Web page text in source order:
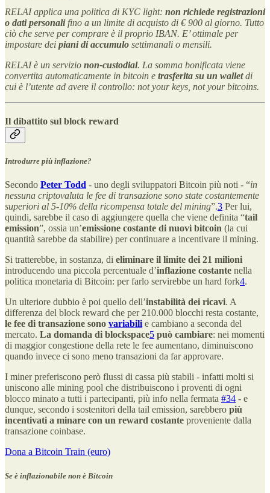
RELAI applica una politica di KYC light: non richiede registrazioni
o dati personalifino a un limite di acquisto di € 900 al giorno. Tutto
ciò che serve per comprare è il proprio IBAN. E’ ottimale per
impostare dei piani di accumulo settimanali o mensili.
RELAI è un servizio non-custodial. La somma bonificata viene
convertita automaticamente in bitcoin e trasferita su un walletdi
cui è l’utente ad avere il controllo: not your keys, not your bitcoins.
Il dibattito sul block reward
Introdurre più inflazione?
Secondo Peter Todd - uno degli sviluppatori Bitcoin più noti - “in
nessuna criptovaluta le fee di transazione sono state costantemente
superiori al 5-10% della ricompensa totale del mining”.3 Per lui,
quindi, sarebbe il caso di aggiungere quella che viene definita “tail
emission”, ossia un’emissione costante di nuovi bitcoin (la cui
quantità sarebbe da stabilire) per continuare a incentivare il mining.
Si tratterebbe, in sostanza, di eliminare il limite dei 21 milioni
introducendo una piccola percentuale d’inflazione costante nella
politica monetaria di Bitcoin: per farlo servirebbe un hard fork4.
Un ulteriore dubbio è poi quello dell’instabilità dei ricavi. A
differenza del block reward che per 210.000 blocchi resta costante,
le fee di transazione sono variabilie cambiano a seconda del
mercato. La domanda di blockspace5 può cambiare: nei momenti
di maggior congestione della rete le fee aumentano, diminuiscono
quando invece ci sono meno transazioni da far approvare.
I miner preferiscono però flussi di cassa più stabili - infatti molti si
uniscono alle mining pool che distribuiscono i proventi di ogni
blocco minato a tutti i partecipanti, più info nella fermata #34 - e
dunque, secondo i sostenitori della tail emission, sarebbero più
incentivati a minare con un reward costante proveniente dalla
transazione coinbase.
Dona a Bitcoin Train (euro)
Se è inflazionabile non è Bitcoin